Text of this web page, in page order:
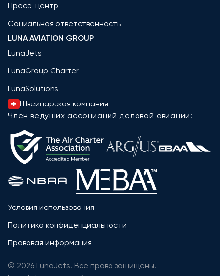
Пресс-центр
Социальная ответственность
LUNA AVIATION GROUP
LunaJets
LunaGroup Charter
LunaSolutions
Швейцарская компания
Член ведущих ассоциаций деловой авиации:
Условия использования
Политика конфиденциальности
Правовая информация
© 2026 LunaJets. Все права защищены.